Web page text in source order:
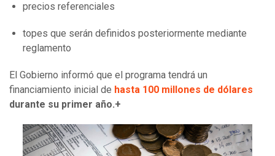
precios referenciales
topes que serán definidos posteriormente mediante
reglamento
El Gobierno informó que el programa tendrá un
financiamiento inicial de hasta 100 millones de dólares
durante su primer año.+